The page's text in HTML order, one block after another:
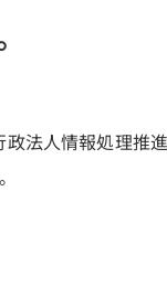
法人情報処理推